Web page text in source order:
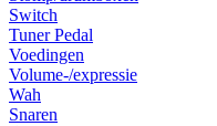
Switch
Tuner Pedal
Voedingen
Volume-/expressie
Wah
Snaren